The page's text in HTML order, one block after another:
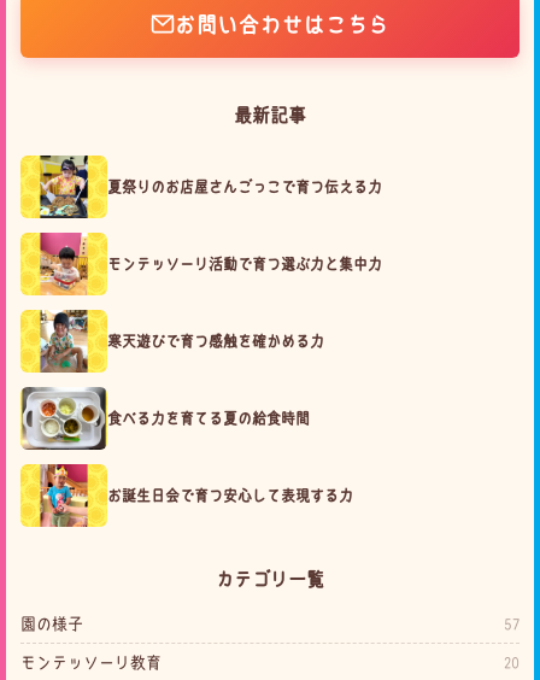
お問い合わせはこちら
最新記事
夏祭りのお店屋さんごっこで育つ伝える力
モンテッソーリ活動で育つ選ぶ力と集中力
寒天遊びで育つ感触を確かめる力
食べる力を育てる夏の給食時間
お誕生日会で育つ安心して表現する力
カテゴリ一覧
園の様子 57
モンテッソーリ教育 20